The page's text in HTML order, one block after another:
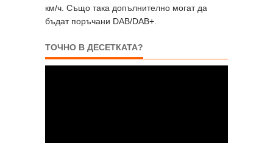
км/ч. Също така допълнително могат да
бъдат поръчани DAB/DAB+.
ТОЧНО В ДЕСЕТКАТА?